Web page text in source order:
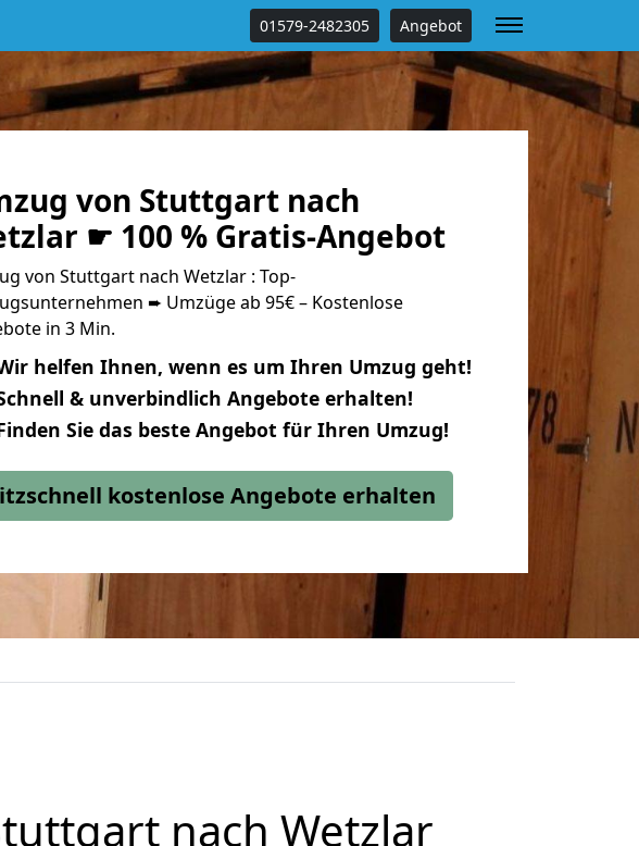
01579-2482305 Angebot
von Stuttgart nach
☛ 100 % Gratis-Angebot
von Stuttgart nach Wetzlar : Top-
➨ Umzüge ab 95€ – Kostenlose
in 3 Min.
helfen Ihnen, wenn es um Ihren Umzug geht!
& unverbindlich Angebote erhalten!
Sie das beste Angebot für Ihren Umzug!
kostenlose Angebote erhalten
nach Wetzlar